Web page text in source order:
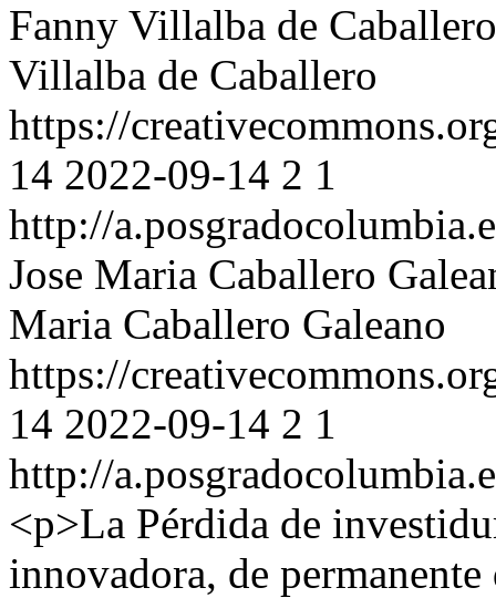
Fanny Villalba de Caballero
Villalba de Caballero
https://
14 2022-09-14 2 1
http://
Jose Maria Caballero
Maria Caballero Galeano
https://
14 2022-09-14 2 1
http://
<p>La Pérdida de
innovadora, de